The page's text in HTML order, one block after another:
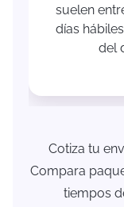
suelen
días
del
Cotiza tu
Compara
tiempos